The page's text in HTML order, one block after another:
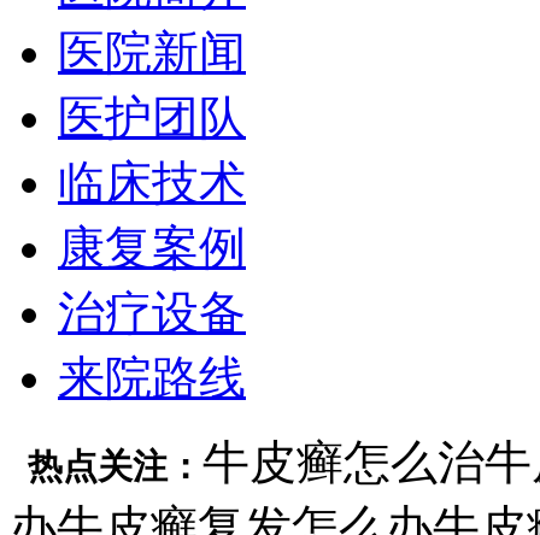
医院新闻
医护团队
临床技术
康复案例
治疗设备
来院路线
热点关注： 牛皮癣怎么治